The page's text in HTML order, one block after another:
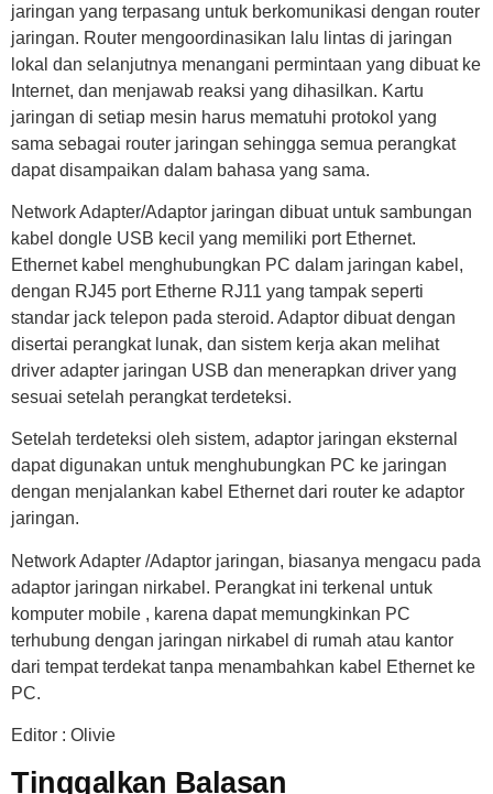
jaringan yang terpasang untuk berkomunikasi dengan router
jaringan. Router mengoordinasikan lalu lintas di jaringan
lokal dan selanjutnya menangani permintaan yang dibuat ke
Internet, dan menjawab reaksi yang dihasilkan. Kartu
jaringan di setiap mesin harus mematuhi protokol yang
sama sebagai router jaringan sehingga semua perangkat
dapat disampaikan dalam bahasa yang sama.
Network Adapter/Adaptor jaringan dibuat untuk sambungan
kabel dongle USB kecil yang memiliki port Ethernet.
Ethernet kabel menghubungkan PC dalam jaringan kabel,
dengan RJ45 port Etherne RJ11 yang tampak seperti
standar jack telepon pada steroid. Adaptor dibuat dengan
disertai perangkat lunak, dan sistem kerja akan melihat
driver adapter jaringan USB dan menerapkan driver yang
sesuai setelah perangkat terdeteksi.
Setelah terdeteksi oleh sistem, adaptor jaringan eksternal
dapat digunakan untuk menghubungkan PC ke jaringan
dengan menjalankan kabel Ethernet dari router ke adaptor
jaringan.
Network Adapter /Adaptor jaringan, biasanya mengacu pada
adaptor jaringan nirkabel. Perangkat ini terkenal untuk
komputer mobile , karena dapat memungkinkan PC
terhubung dengan jaringan nirkabel di rumah atau kantor
dari tempat terdekat tanpa menambahkan kabel Ethernet ke
PC.
Editor : Olivie
Tinggalkan Balasan